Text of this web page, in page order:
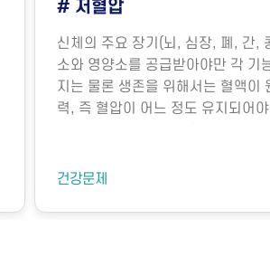
# 저혈압
신체의 주요 장기(뇌, 심장, 폐, 간,
소와 영양소를 공급받아야만 각 기
지는 물론 생존을 위해서는 혈액이
력, 즉 혈압이 어느 정도 유지되어
기능에 의해 내보내는 혈액의 양을
금만 변해도 혈압에 큰 영향을 미
건강문제